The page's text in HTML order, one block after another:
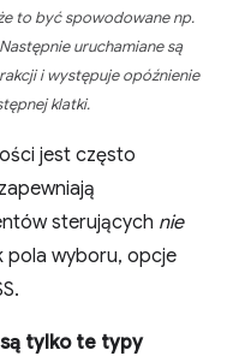
to być spowodowane np.
uruchamiane są
i występuje opóźnienie
klatki.
jest często
sterujących nie
pola wyboru, opcje
tylko te typy